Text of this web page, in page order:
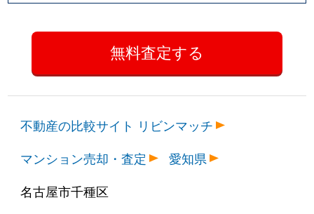
不動産の比較サイト リビンマッチ
マンション売却・査定
愛知県
名古屋市千種区